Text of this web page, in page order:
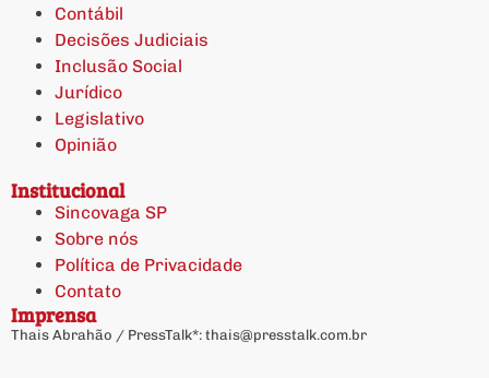
Contábil
Decisões Judiciais
Inclusão Social
Jurídico
Legislativo
Opinião
Institucional
Sincovaga SP
Sobre nós
Política de Privacidade
Contato
Imprensa
Thais Abrahão / PressTalk*: thais@presstalk.com.br